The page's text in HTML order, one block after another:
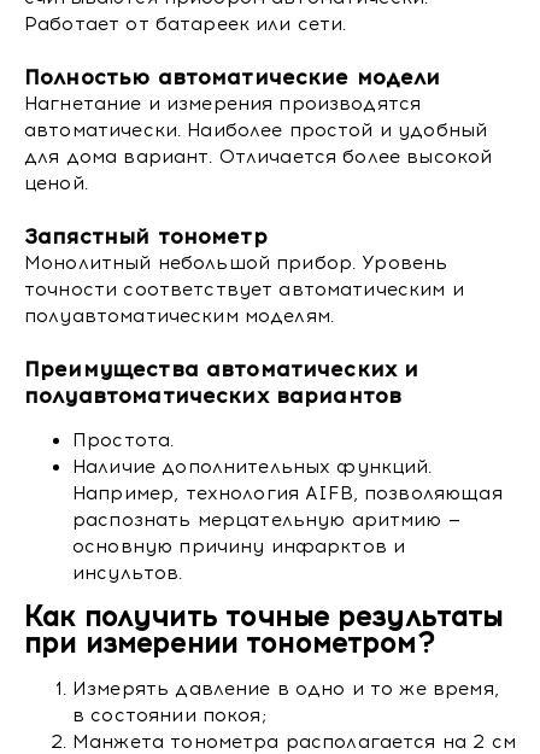
Работает от батареек или сети.
Полностью автоматические модели
Нагнетание и измерения производятся
автоматически. Наиболее простой и удобный
для дома вариант. Отличается более высокой
ценой.
Запястный тонометр
Монолитный небольшой прибор. Уровень
точности соответствует автоматическим и
полуавтоматическим моделям.
Преимущества автоматических и
полуавтоматических вариантов
Простота.
Наличие дополнительных функций.
Например, технология AIFB, позволяющая
распознать мерцательную аритмию —
основную причину инфарктов и
инсультов.
Как получить точные результаты
при измерении тонометром?
Измерять давление в одно и то же время,
в состоянии покоя;
Манжета тонометра располагается на 2 см